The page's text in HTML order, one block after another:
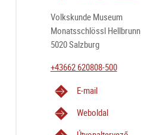
Volkskunde Museum
Monatsschlössl Hellbrunn
5020 Salzburg
+43662 620808-500
E-mail
Weboldal